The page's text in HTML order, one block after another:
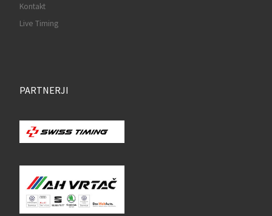
Kontakt
Live Timing
PARTNERJI